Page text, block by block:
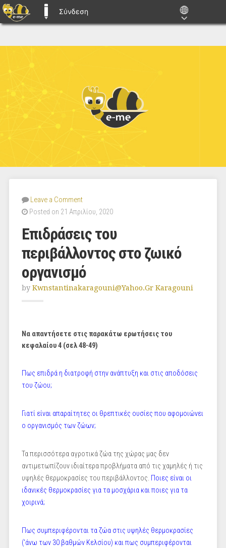
E-ME BLOGS
Σύνδεση
Leave a Comment
Posted on 21 Απριλίου, 2020
Επιδράσεις του
περιβάλλοντος στο ζωικό
οργανισμό
by Kwnstantinakaragouni@yahoo.gr Karagouni
Να απαντήσετε στις παρακάτω ερωτήσεις του
κεφαλαίου 4 (σελ 48-49)
Πως επιδρά η διατροφή στην ανάπτυξη και στις αποδόσεις
του ζώου;
Γιατί είναι απαραίτητες οι θρεπτικές ουσίες που αφομοιώνει
ο οργανισμός των ζώων;
Τα περισσότερα αγροτικά ζώα της χώρας μας δεν
αντιμετωπίζουν ιδιαίτερα προβλήματα από τις χαμηλές ή τις
υψηλές θερμοκρασίες του περιβάλλοντος. Ποιες είναι οι
ιδανικές θερμοκρασίες για τα μοσχάρια και ποιες για τα
χοιρινά;
Πως συμπεριφέρονται τα ζώα στις υψηλές θερμοκρασίες
('άνω των 30 βαθμών Κελσίου) και πως συμπεριφέρονται